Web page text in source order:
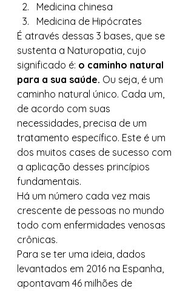
Medicina chinesa
Medicina de Hipócrates
É através dessas 3 bases, que se
sustenta a Naturopatia, cujo
significado é: o caminho natural
para a sua saúde. Ou seja, é um
caminho natural único. Cada um,
de acordo com suas
necessidades, precisa de um
tratamento específico. Este é um
dos muitos cases de sucesso com
a aplicação desses princípios
fundamentais.
Há um número cada vez mais
crescente de pessoas no mundo
todo com enfermidades venosas
crônicas.
Para se ter uma ideia, dados
levantados em 2016 na Espanha,
apontavam 46 milhões de